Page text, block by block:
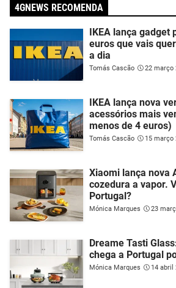
4GNEWS RECOMENDA
IKEA lança gadget
euros que vais
a dia
Tomás Cascão 22 março
IKEA lança nova
acessórios mais
menos de 4 euros)
Tomás Cascão 15 março
Xiaomi lança nova
cozedura a vapor.
Portugal?
Mónica Marques 23
Dreame Tasti
chega a Portugal
Mónica Marques 14 abril